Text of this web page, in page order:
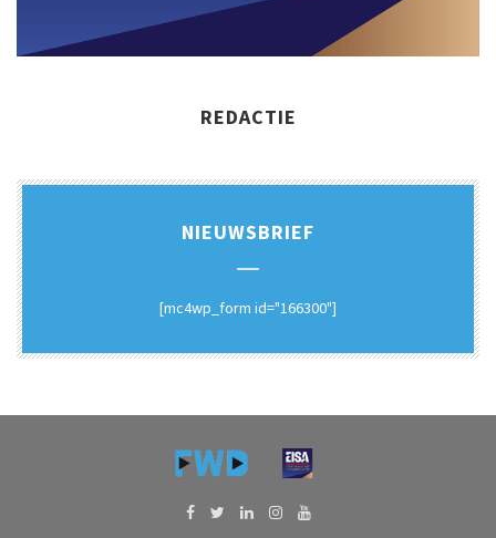
REDACTIE
NIEUWSBRIEF
[mc4wp_form id="166300"]